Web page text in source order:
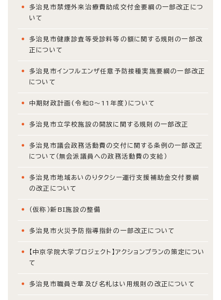
多治見市禁煙外来治療費助成交付金要綱の一部改正につ
いて
多治見市健康診査等受診料等の額に関する規則の一部改
正について
多治見市インフルエンザ任意予防接種実施要綱の一部改正
について
中期財政計画(令和8～11年度)について
多治見市立学校施設の開放に関する規則の一部改正
多治見市議会政務活動費の交付に関する条例の一部改正
について（無会派議員への政務活動費の支給）
多治見市地域あいのりタクシー運行支援補助金交付要綱
の改正について
（仮称）新BI施設の整備
多治見市火災予防指導指針の一部改正について
【中京学院大学プロジェクト】アクションプランの策定につい
て
多治見市職員き章及び名札はい用規則の改正について